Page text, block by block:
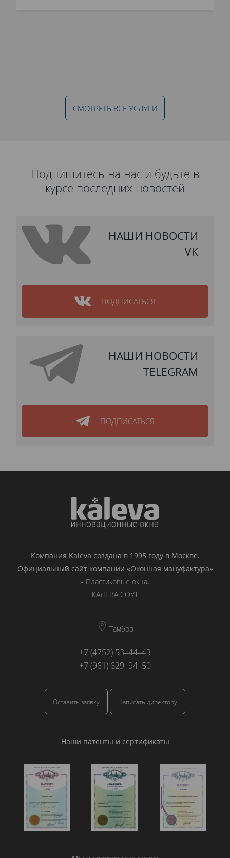
СМОТРЕТЬ ВСЕ УСЛУГИ
Подпишитесь на нас и будьте в
курсе последних новостей
НАШИ НОВОСТИ
VK
ПОДПИСАТЬСЯ
НАШИ НОВОСТИ
TELEGRAM
ПОДПИСАТЬСЯ
Компания Kaleva создана в 1995 году в Москве.
Официальный сайт компании «Оконная мануфактура»
- Пластиковые окна.
КАЛЕВА СОУТ
Тамбов
+7 (4752) 53‒44‒43
+7 (961) 629‒94‒50
Оставить заявку Написать директору
Наши патенты и сертификаты